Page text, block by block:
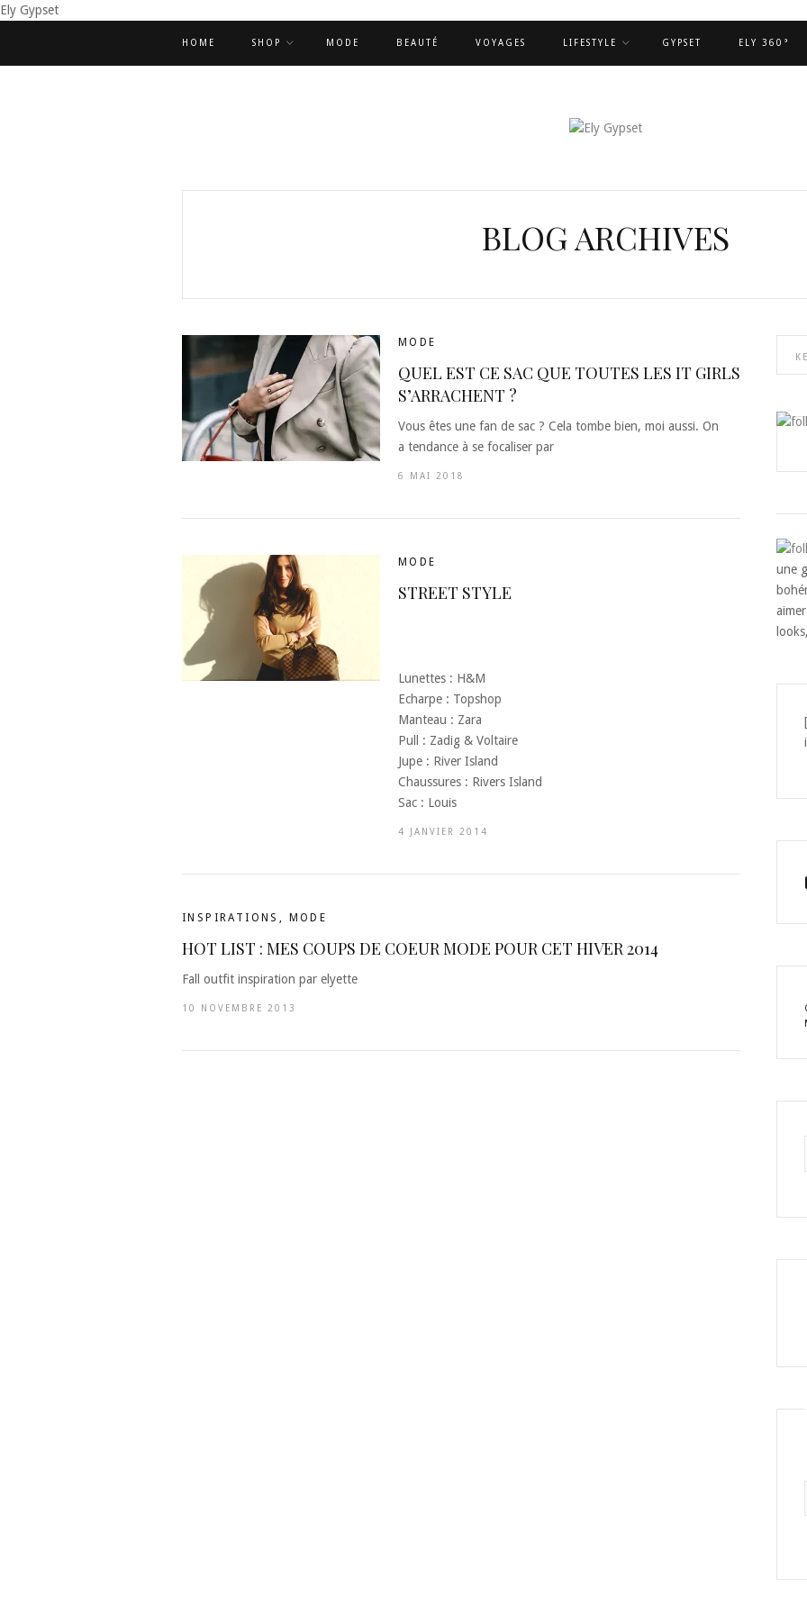
Ely Gypset
HOME SHOP MODE BEAUTÉ VOYAGES LIFESTYLE GYPSET ELY 360°
BLOG ARCHIVES
MODE
QUEL EST CE SAC QUE TOUTES LES IT GIRLS
S’ARRACHENT ?
Vous êtes une fan de sac ? Cela tombe bien, moi aussi. On
a tendance à se focaliser par
6 MAI 2018
MODE
STREET STYLE
Lunettes : H&M
Echarpe : Topshop
Manteau : Zara
Pull : Zadig & Voltaire
Jupe : River Island
Chaussures : Rivers Island
Sac : Louis
4 JANVIER 2014
INSPIRATIONS MODE
HOT LIST : MES COUPS DE COEUR MODE POUR CET HIVER 2014
Fall outfit inspiration par elyette
10 NOVEMBRE 2013
une